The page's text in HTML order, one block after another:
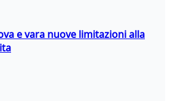
e vara nuove limitazioni alla